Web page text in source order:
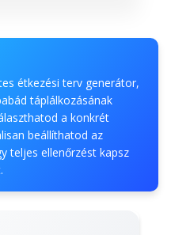
étkezési terv generátor,
táplálkozásának
a konkrét
beállíthatod az
teljes ellenőrzést kapsz